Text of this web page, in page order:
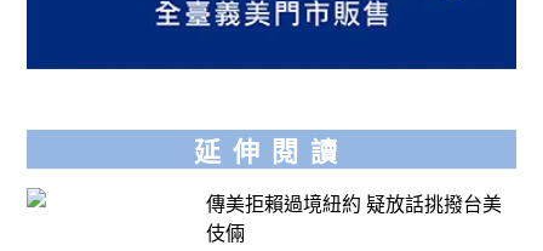
延伸閱讀
傳美拒賴過境紐約 疑放話挑撥台美
伎倆